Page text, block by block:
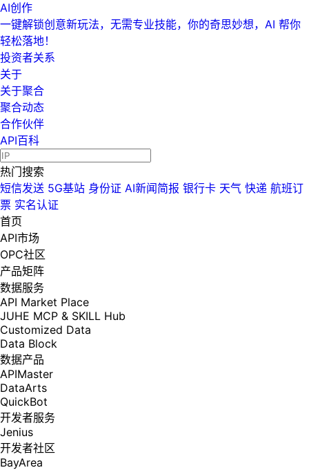
AI创作
一键解锁创意新玩法，无需专业技能，你的奇思妙想，AI 帮你
轻松落地！
投资者关系
关于
关于聚合
聚合动态
合作伙伴
API百科
热门搜索
短信发送 5G基站 身份证 AI新闻简报 银行卡 天气 快递 航班订
票 实名认证
首页
API市场
OPC社区
产品矩阵
数据服务
API Market Place
JUHE MCP & SKILL Hub
Customized Data
Data Block
数据产品
APIMaster
DataArts
QuickBot
开发者服务
Jenius
开发者社区
BayArea